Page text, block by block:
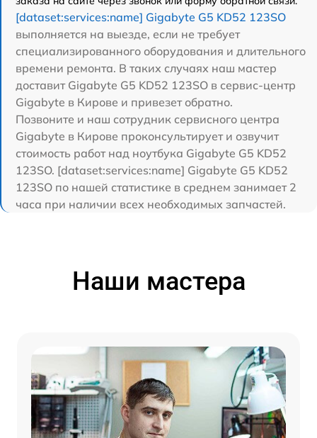
[dataset:services:name] Gigabyte G5 KD52 123SO
выполняется на выезде, если не требует
специализированного оборудования и длительного
времени ремонта. В таких случаях наш мастер
доставит Gigabyte G5 KD52 123SO в сервис-центр
Gigabyte в Кирове и привезет обратно.
Позвоните и наш сотрудник сервисного центра
Gigabyte в Кирове проконсультирует и озвучит
стоимость работ над ноутбука Gigabyte G5 KD52
123SO. [dataset:services:name] Gigabyte G5 KD52
123SO по нашей статистике в среднем занимает 2
часа при наличии всех необходимых запчастей.
Наши мастера